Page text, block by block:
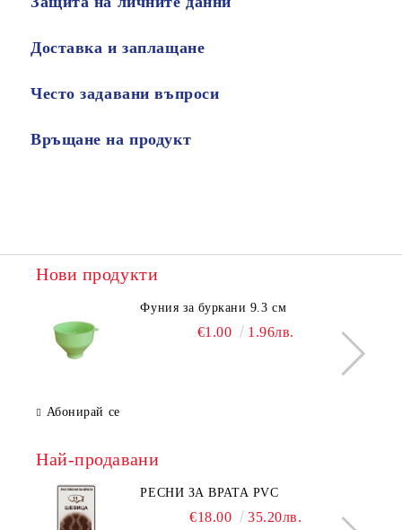
Доставка и заплащане
Често задавани въпроси
Връщане на продукт
Нови продукти
Фуния за буркани 9.3 см
€1.00 1.96лв.
Абонирай се
Най-продавани
РЕСНИ ЗА ВРАТА PVC
€18.00 35.20лв.